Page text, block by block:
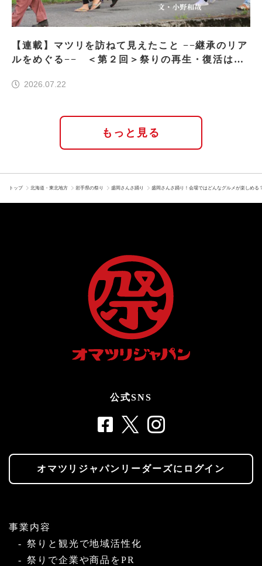
【連載】マツリを訪ねて見えたこと −−継承のリア
ルをめぐる−− ＜第２回＞祭りの再生・復活はな
2026.07.22
もっと見る
トップ 北海道・東北地方 岩手県の祭り 盛岡さんさ踊り 盛岡さんさ踊り！会場ではどんなグルメが楽しめる
公式SNS
オマツリジャパンリーダーズにログイン
事業内容
祭りと観光で地域活性化
祭りで企業や商品をPR